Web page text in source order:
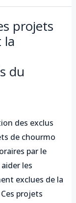
projets
la
du
des exclus
de chourmo
par le
les
exclues de la
projets